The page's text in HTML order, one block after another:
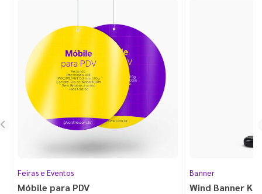
Feiras e Eventos
Móbile para PDV
Banner
Wind Banner